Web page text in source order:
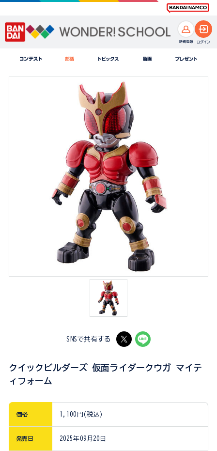
SNSで共有する
クイックビルダーズ 仮面ライダークウガ マイテ
ィフォーム
価格 1,100円(税込)
発売日 2025年09月20日